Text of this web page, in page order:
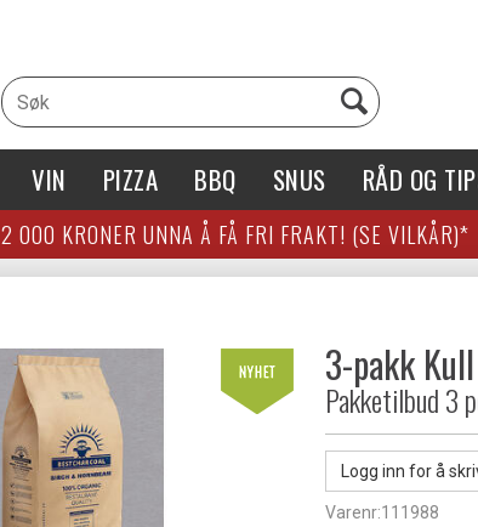
VIN PIZZA BBQ SNUS RÅD OG
2 000 KRONER UNNA Å FÅ FRI FRAKT! (SE VILKÅR)*
3-pakk
Pakketilbud 3
Logg inn for å
Varenr:111988